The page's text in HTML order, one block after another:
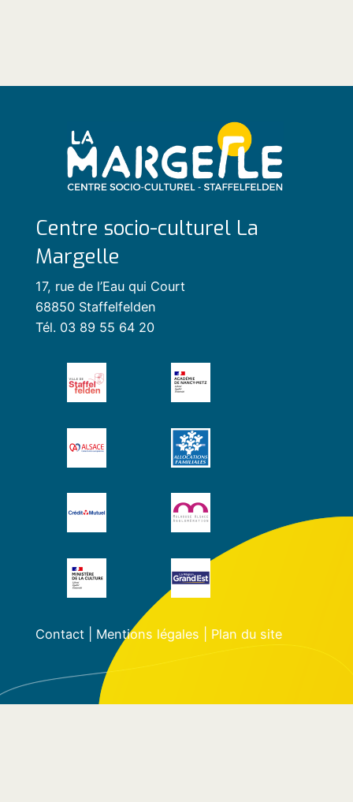
Centre socio-culturel La
Margelle
17, rue de l’Eau qui Court
68850 Staffelfelden
Tél. 03 89 55 64 20
Contact| Mentions légales Plan du site